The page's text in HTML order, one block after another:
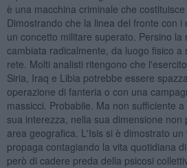
è una macchina criminale che
Dimostrando che la linea del fronte con
un concetto militare superato. Persino la
cambiata radicalmente, da luogo fisico a
rete. Molti analisti ritengono che
Siria, Iraq e Libia potrebbe essere
operazione di fanteria o con una
massicci. Probabile. Ma non sufficiente
sua interezza, nella sua dimensione non
area geografica. L'Isis si è dimostrato
propaga contagiando la vita quotidiana
però di cadere preda della psicosi